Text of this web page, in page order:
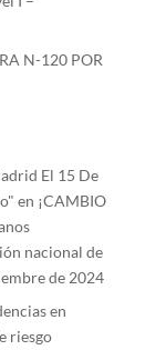
N-120 POR
El 15 De
en ¡CAMBIO
nacional de
de 2024
en
riesgo